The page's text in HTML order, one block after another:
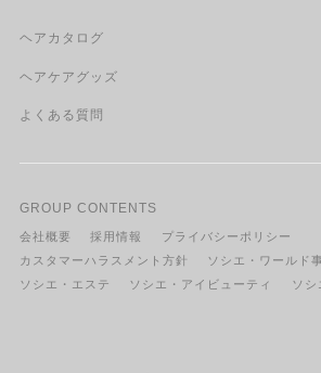
ヘアカタログ
ヘアケアグッズ
よくある質問
GROUP CONTENTS
会社概要 採用情報
プライバシーポリシー
カスタマーハラスメント方針
ソシエ・ワールド
ソシエ・エステ
ソシエ・アイビューティ ソシ